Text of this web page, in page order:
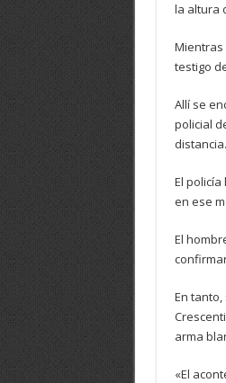
la altura
Mientras
testigo
Allí se
policial
distancia.
El
en ese
El
En
arma
«El